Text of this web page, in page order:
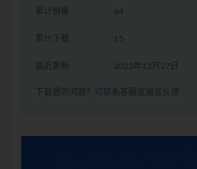
累计销量 64
累计下载 15
最近更新 2023年12月27日
下载遇到问题？可联系客服或留言反馈